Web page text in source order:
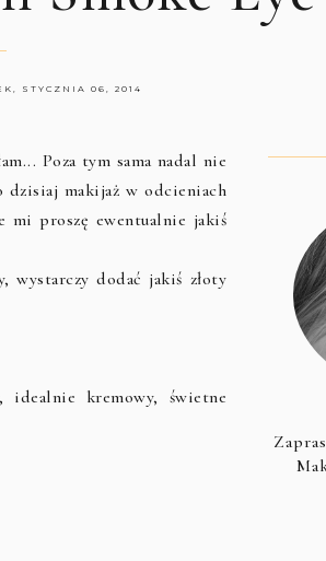
STYCZNIA 06, 2014
Poza tym sama nadal nie
dzisiaj makijaż w odcieniach
mi proszę ewentualnie jakiś
wystarczy dodać jakiś złoty
kremowy, świetne